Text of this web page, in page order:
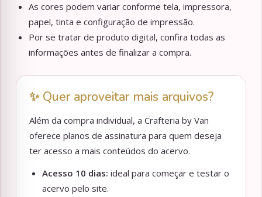
As cores podem variar conforme tela, impressora,
papel, tinta e configuração de impressão.
Por se tratar de produto digital, confira todas as
informações antes de finalizar a compra.
✨ Quer aproveitar mais arquivos?
Além da compra individual, a Crafteria by Van
oferece planos de assinatura para quem deseja
ter acesso a mais conteúdos do acervo.
Acesso 10 dias: ideal para começar e testar o
acervo pelo site.